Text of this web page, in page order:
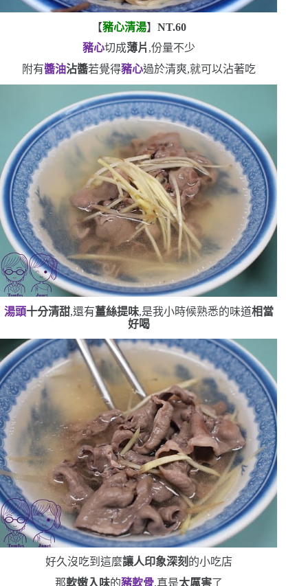
【豬心清湯】 NT.60
豬心切成薄片 ,份量不少
附有醬油沾醬若覺得豬心過於清爽,就可以沾著吃
湯頭十分清甜,還有薑絲提味,是我小時候熟悉的味道相當
好喝
好久沒吃到這麼讓人印象深刻 的小吃店
那軟嫩入味的豬軟骨,真是太厲害了